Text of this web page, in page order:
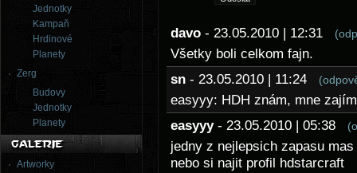
Jednotky
Kampaň
Hrdinové
Planety
Zerg
Budovy
Jednotky
Planety
Artworky
davo - 23.05.2010 | 12:31
Všetky boli celkom fajn.
sn - 23.05.2010 | 11:24
easyyy: HDH znám, mne
easyyy - 23.05.2010 | 05:38
jedny z nejlepsich zapasu
nebo si najit profil hdstarcraft